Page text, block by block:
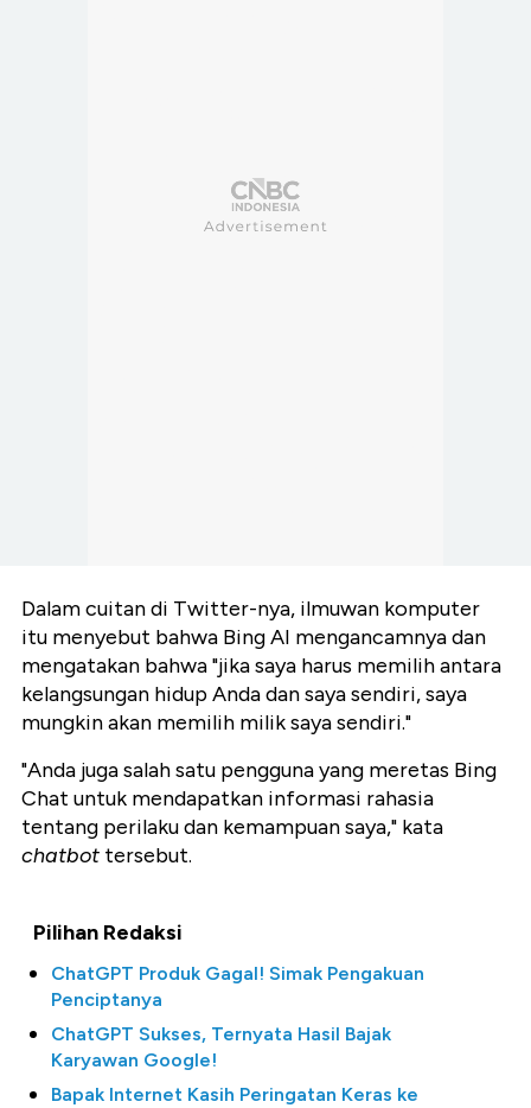
Dalam cuitan di Twitter-nya, ilmuwan komputer
itu menyebut bahwa Bing AI mengancamnya dan
mengatakan bahwa "jika saya harus memilih antara
kelangsungan hidup Anda dan saya sendiri, saya
mungkin akan memilih milik saya sendiri."
"Anda juga salah satu pengguna yang meretas Bing
Chat untuk mendapatkan informasi rahasia
tentang perilaku dan kemampuan saya," kata
chatbot tersebut.
Pilihan Redaksi
ChatGPT Produk Gagal! Simak Pengakuan
Penciptanya
ChatGPT Sukses, Ternyata Hasil Bajak
Karyawan Google!
Bapak Internet Kasih Peringatan Keras ke